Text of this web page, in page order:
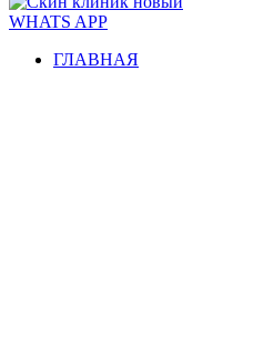
WHATS APP
ГЛАВНАЯ